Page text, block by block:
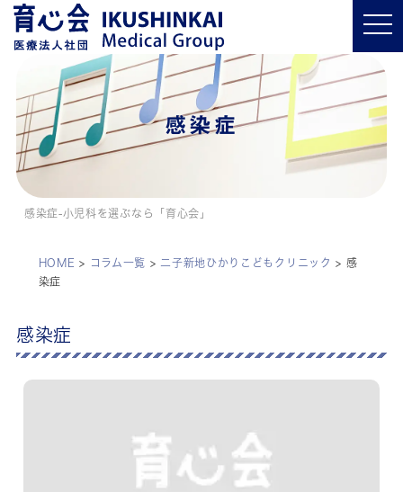
t
o
l
n
a
v
i
感染症
感染症-小児科を選ぶなら「育心会」
HOME > コラム一覧 > 二子新地ひかりこどもクリニック > 感
染症
感染症